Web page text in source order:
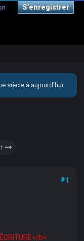
S’enregistrer
siècle à aujourd'hui
Wars
#1
b>